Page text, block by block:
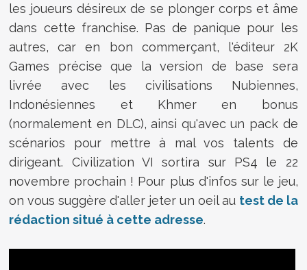
les joueurs désireux de se plonger corps et âme
dans cette franchise. Pas de panique pour les
autres, car en bon commerçant, l'éditeur 2K
Games précise que la version de base sera
livrée avec les civilisations Nubiennes,
Indonésiennes et Khmer en bonus
(normalement en DLC), ainsi qu'avec un pack de
scénarios pour mettre à mal vos talents de
dirigeant. Civilization VI sortira sur PS4 le 22
novembre prochain ! Pour plus d'infos sur le jeu,
on vous suggère d'aller jeter un oeil au test de la
rédaction situé à cette adresse.